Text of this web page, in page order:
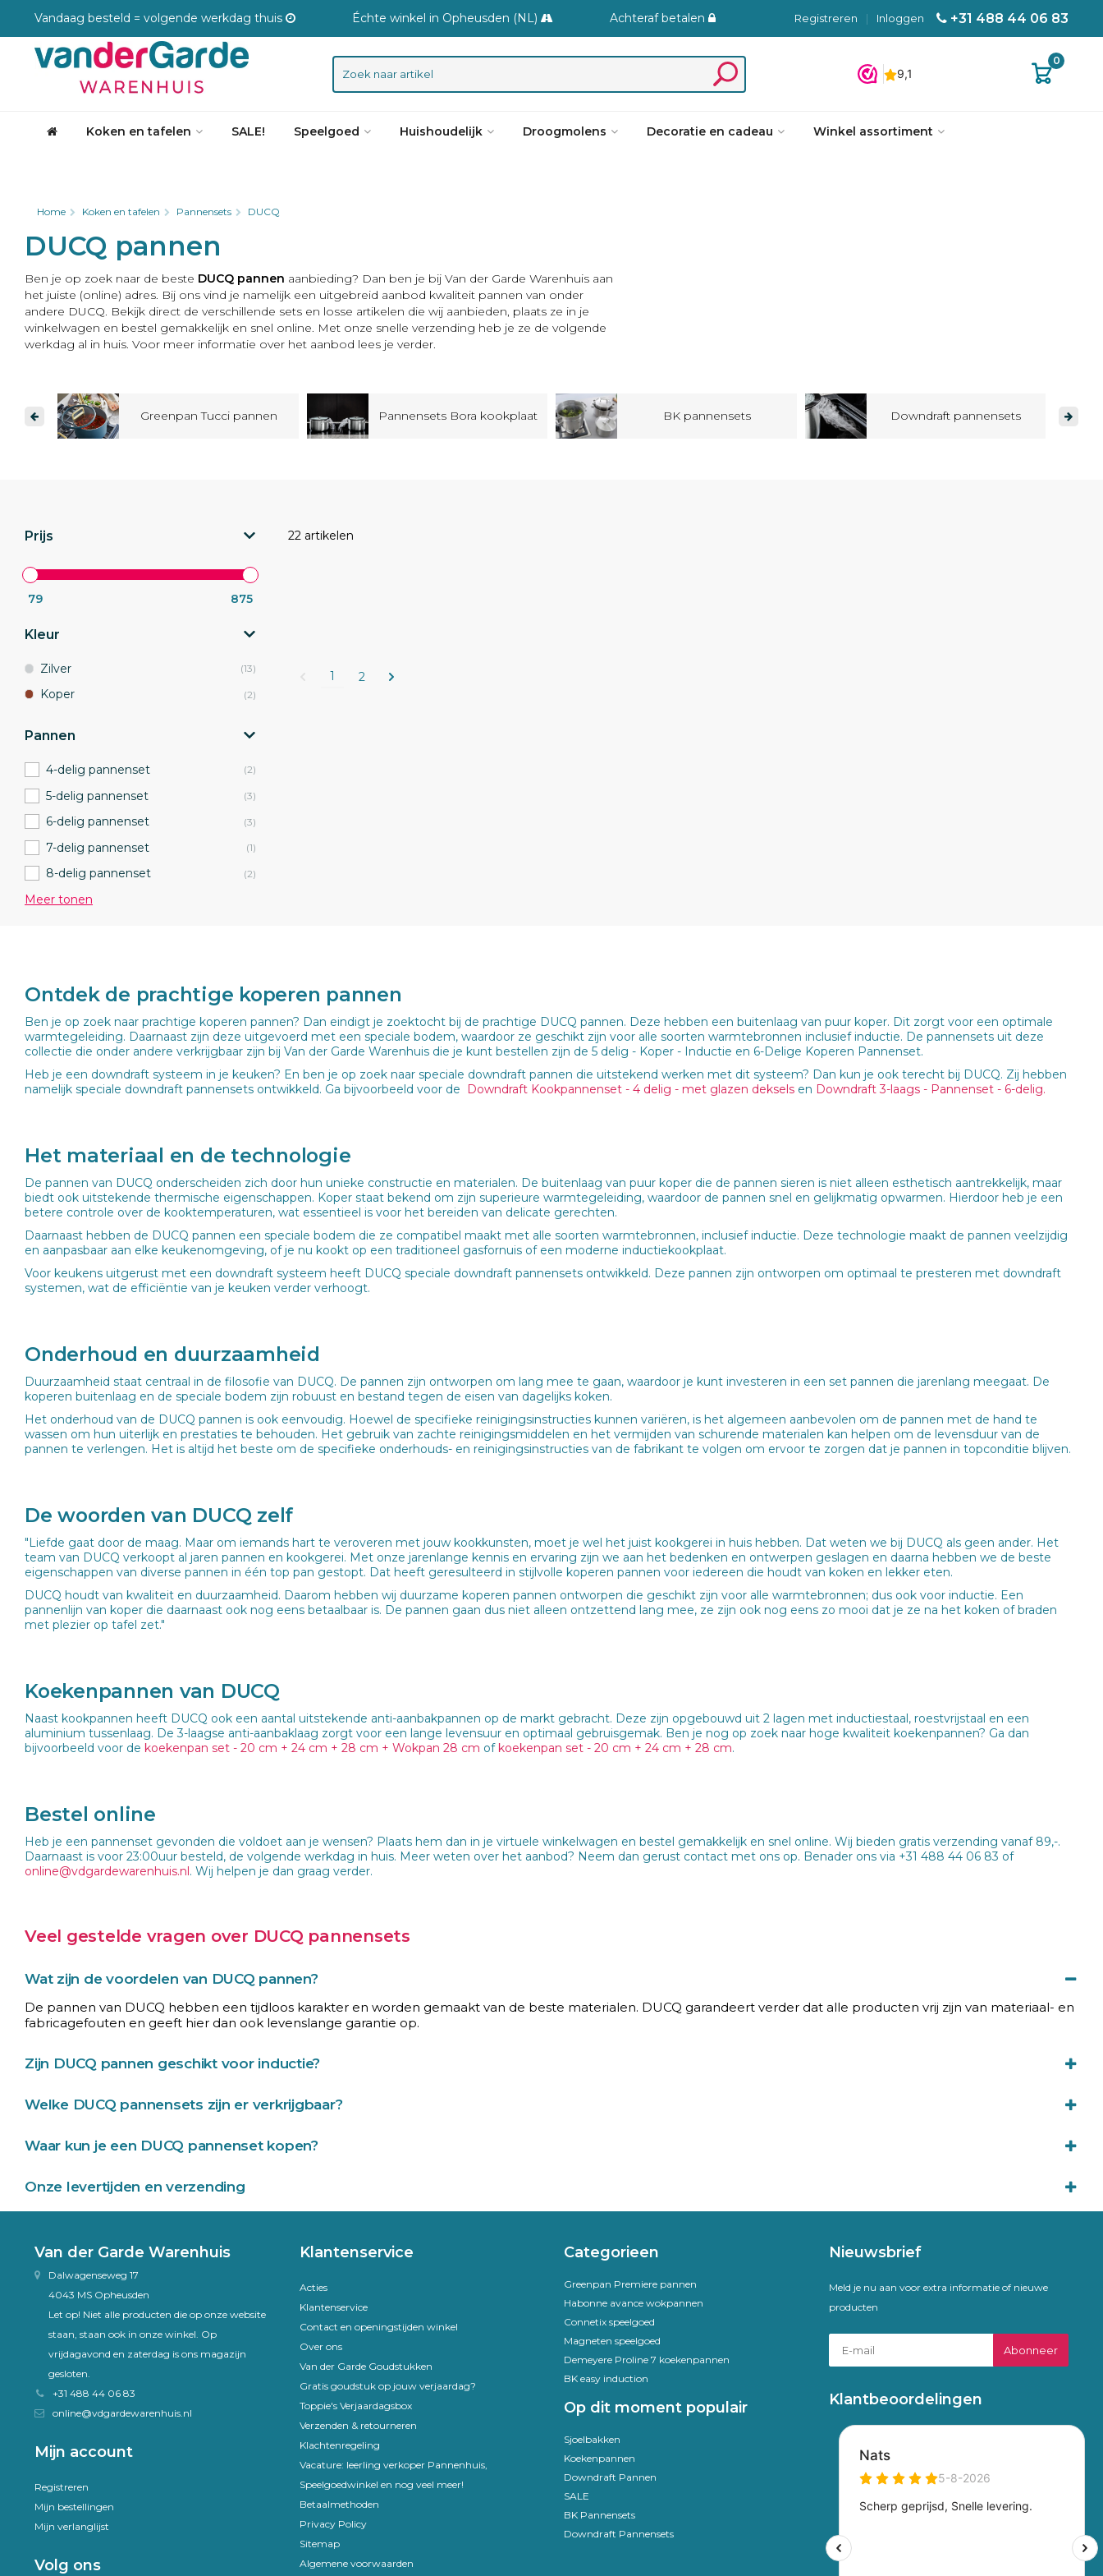
Vandaag besteld = volgende werkdag thuis Échte winkel in Opheusden (NL) Achteraf betalen +31 488 44 06 83
Inloggen
|
Registreren
0
Koken en tafelen SALE! Speelgoed Huishoudelijk Droogmolens Decoratie en cadeau Winkel assortiment
Home Koken en tafelen Pannensets DUCQ
DUCQ pannen
Ben je op zoek naar de beste DUCQ pannen aanbieding? Dan ben je bij Van der Garde Warenhuis aan
het juiste (online) adres. Bij ons vind je namelijk een uitgebreid aanbod kwaliteit pannen van onder
andere DUCQ. Bekijk direct de verschillende sets en losse artikelen die wij aanbieden, plaats ze in je
winkelwagen en bestel gemakkelijk en snel online. Met onze snelle verzending heb je ze de volgende
werkdag al in huis. Voor meer informatie over het aanbod lees je verder.
Greenpan Tucci pannen Pannensets Bora kookplaat BK pannensets Downdraft pannensets
Prijs
79 875
Kleur
Zilver (13)
Koper (2)
Pannen
4-delig pannenset (2)
5-delig pannenset (3)
6-delig pannenset (3)
7-delig pannenset (1)
8-delig pannenset (2)
Meer tonen
22 artikelen
1 2
Ontdek de prachtige koperen pannen
Ben je op zoek naar prachtige koperen pannen? Dan eindigt je zoektocht bij de prachtige DUCQ pannen. Deze hebben een buitenlaag van puur koper. Dit zorgt voor een optimale
warmtegeleiding. Daarnaast zijn deze uitgevoerd met een speciale bodem, waardoor ze geschikt zijn voor alle soorten warmtebronnen inclusief inductie. De pannensets uit deze
collectie die onder andere verkrijgbaar zijn bij Van der Garde Warenhuis die je kunt bestellen zijn de 5 delig - Koper - Inductie en 6-Delige Koperen Pannenset.
Heb je een downdraft systeem in je keuken? En ben je op zoek naar speciale downdraft pannen die uitstekend werken met dit systeem? Dan kun je ook terecht bij DUCQ. Zij hebben
namelijk speciale downdraft pannensets ontwikkeld. Ga bijvoorbeeld voor de
Downdraft Kookpannenset - 4 delig - met glazen deksels en Downdraft 3-laags - Pannenset - 6-delig.
Het materiaal en de technologie
De pannen van DUCQ onderscheiden zich door hun unieke constructie en materialen. De buitenlaag van puur koper die de pannen sieren is niet alleen esthetisch aantrekkelijk, maar
biedt ook uitstekende thermische eigenschappen. Koper staat bekend om zijn superieure warmtegeleiding, waardoor de pannen snel en gelijkmatig opwarmen. Hierdoor heb je een
betere controle over de kooktemperaturen, wat essentieel is voor het bereiden van delicate gerechten.
Daarnaast hebben de DUCQ pannen een speciale bodem die ze compatibel maakt met alle soorten warmtebronnen, inclusief inductie. Deze technologie maakt de pannen veelzijdig
en aanpasbaar aan elke keukenomgeving, of je nu kookt op een traditioneel gasfornuis of een moderne inductiekookplaat.
Voor keukens uitgerust met een downdraft systeem heeft DUCQ speciale downdraft pannensets ontwikkeld. Deze pannen zijn ontworpen om optimaal te presteren met downdraft
systemen, wat de efficiëntie van je keuken verder verhoogt.
Onderhoud en duurzaamheid
Duurzaamheid staat centraal in de filosofie van DUCQ. De pannen zijn ontworpen om lang mee te gaan, waardoor je kunt investeren in een set pannen die jarenlang meegaat. De
koperen buitenlaag en de speciale bodem zijn robuust en bestand tegen de eisen van dagelijks koken.
Het onderhoud van de DUCQ pannen is ook eenvoudig. Hoewel de specifieke reinigingsinstructies kunnen variëren, is het algemeen aanbevolen om de pannen met de hand te
wassen om hun uiterlijk en prestaties te behouden. Het gebruik van zachte reinigingsmiddelen en het vermijden van schurende materialen kan helpen om de levensduur van de
pannen te verlengen. Het is altijd het beste om de specifieke onderhouds- en reinigingsinstructies van de fabrikant te volgen om ervoor te zorgen dat je pannen in topconditie blijven.
De woorden van DUCQ zelf
"Liefde gaat door de maag. Maar om iemands hart te veroveren met jouw kookkunsten, moet je wel het juist kookgerei in huis hebben. Dat weten we bij DUCQ als geen ander. Het
team van DUCQ verkoopt al jaren pannen en kookgerei. Met onze jarenlange kennis en ervaring zijn we aan het bedenken en ontwerpen geslagen en daarna hebben we de beste
eigenschappen van diverse pannen in één top pan gestopt. Dat heeft geresulteerd in stijlvolle koperen pannen voor iedereen die houdt van koken en lekker eten.
DUCQ houdt van kwaliteit en duurzaamheid. Daarom hebben wij duurzame koperen pannen ontworpen die geschikt zijn voor alle warmtebronnen; dus ook voor inductie. Een
pannenlijn van koper die daarnaast ook nog eens betaalbaar is. De pannen gaan dus niet alleen ontzettend lang mee, ze zijn ook nog eens zo mooi dat je ze na het koken of braden
met plezier op tafel zet."
Koekenpannen van DUCQ
Naast kookpannen heeft DUCQ ook een aantal uitstekende anti-aanbakpannen op de markt gebracht. Deze zijn opgebouwd uit 2 lagen met inductiestaal, roestvrijstaal en een
aluminium tussenlaag. De 3-laagse anti-aanbaklaag zorgt voor een lange levensuur en optimaal gebruisgemak. Ben je nog op zoek naar hoge kwaliteit koekenpannen? Ga dan
bijvoorbeeld voor de koekenpan set - 20 cm + 24 cm + 28 cm + Wokpan 28 cm of koekenpan set - 20 cm + 24 cm + 28 cm.
Bestel online
Heb je een pannenset gevonden die voldoet aan je wensen? Plaats hem dan in je virtuele winkelwagen en bestel gemakkelijk en snel online. Wij bieden gratis verzending vanaf 89,-.
Daarnaast is voor 23:00uur besteld, de volgende werkdag in huis. Meer weten over het aanbod? Neem dan gerust contact met ons op. Benader ons via +31 488 44 06 83 of
online@vdgardewarenhuis.nl. Wij helpen je dan graag verder.
Veel gestelde vragen over DUCQ pannensets
Wat zijn de voordelen van DUCQ pannen?
De pannen van DUCQ hebben een tijdloos karakter en worden gemaakt van de beste materialen. DUCQ garandeert verder dat alle producten vrij zijn van materiaal- en
fabricagefouten en geeft hier dan ook levenslange garantie op.
Zijn DUCQ pannen geschikt voor inductie?
Welke DUCQ pannensets zijn er verkrijgbaar?
Waar kun je een DUCQ pannenset kopen?
Onze levertijden en verzending
Van der Garde Warenhuis
Dalwagenseweg 17
4043 MS Opheusden
Let op! Niet alle producten die op onze website
staan, staan ook in onze winkel. Op
vrijdagavond en zaterdag is ons magazijn
gesloten.
+31 488 44 06 83
online@vdgardewarenhuis.nl
Mijn account
Registreren
Mijn bestellingen
Mijn verlanglijst
Volg ons
Klantenservice
Acties
Klantenservice
Contact en openingstijden winkel
Over ons
Van der Garde Goudstukken
Gratis goudstuk op jouw verjaardag?
Toppie's Verjaardagsbox
Verzenden & retourneren
Klachtenregeling
Vacature: leerling verkoper Pannenhuis,
Speelgoedwinkel en nog veel meer!
Betaalmethoden
Privacy Policy
Sitemap
Algemene voorwaarden
Categorieen
Greenpan Premiere pannen
Habonne avance wokpannen
Connetix speelgoed
Magneten speelgoed
Demeyere Proline 7 koekenpannen
BK easy induction
Op dit moment populair
Sjoelbakken
Koekenpannen
Downdraft Pannen
SALE
BK Pannensets
Downdraft Pannensets
Nieuwsbrief
Meld je nu aan voor extra informatie of nieuwe
producten
Abonneer
Klantbeoordelingen